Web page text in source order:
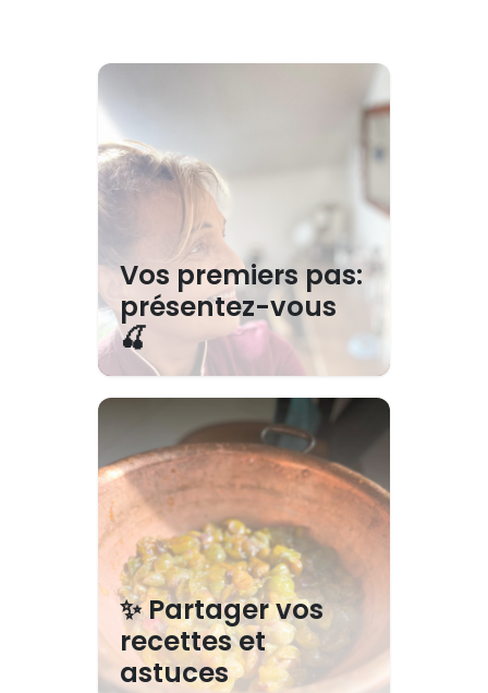
Vos premiers pas:
présentez-vous
🍒
✨ Partager vos
recettes et
astuces